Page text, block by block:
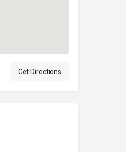
Get Directions